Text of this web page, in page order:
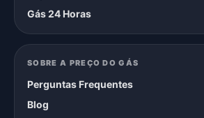
Gás 24 Horas
SOBRE A PREÇO DO GÁS
Perguntas Frequentes
Blog